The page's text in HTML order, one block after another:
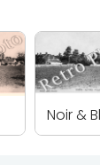
Noir &